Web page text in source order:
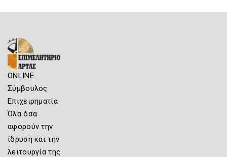
ONLINE
Σύμβουλος
Επιχειρηματία
Όλα όσα
αφορούν την
ίδρυση και την
λειτουργία της